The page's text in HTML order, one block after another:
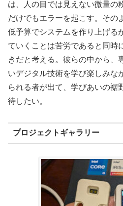
は、人の目では見えない微量の
だけでもエラーを起こす。その
低予算でシステムを作り上げる
ていくことは苦労であると同時
きだと考える。彼らの中から、
いデジタル技術を学び楽しみな
られる者が出て、学びあいの裾
待したい。
プロジェクトギャラリー